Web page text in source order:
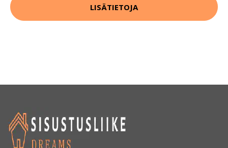
LISÄTIETOJA